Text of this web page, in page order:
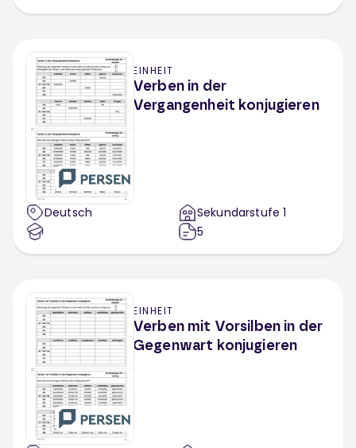
EINHEIT
Verben in der
Vergangenheit konjugieren
Deutsch
Sekundarstufe 1
5
EINHEIT
Verben mit Vorsilben in der
Gegenwart konjugieren